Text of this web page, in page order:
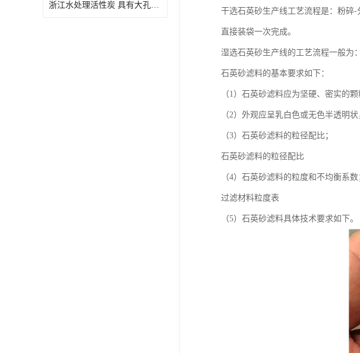
浙江水处理活性炭 具有大孔结构 具有较高的吸附能力
干选石英砂生产线工艺流程是：粉碎
直接装袋一次完成。
湿选石英砂生产线的工艺流程一般为
石英砂滤料的基本要求如下：
（1）石英砂滤料应为坚硬、密实的颗
（2）外观应呈乳白色或无色半透明
（3）石英砂滤料的粒径配比；
石英砂滤料的粒径配比
（4）石英砂滤料的粒度和不均衡系数
过滤材料粒度表
（5）石英砂滤料具体技术要求如下。